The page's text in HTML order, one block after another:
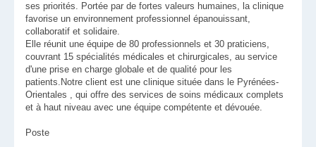
ses priorités. Portée par de fortes valeurs humaines, la clinique
favorise un environnement professionnel épanouissant,
collaboratif et solidaire.
Elle réunit une équipe de 80 professionnels et 30 praticiens,
couvrant 15 spécialités médicales et chirurgicales, au service
d'une prise en charge globale et de qualité pour les
patients.Notre client est une clinique située dans le Pyrénées-
Orientales , qui offre des services de soins médicaux complets
et à haut niveau avec une équipe compétente et dévouée.
Poste